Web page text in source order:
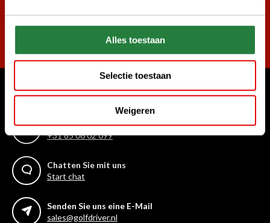
Alles toestaan
Selectie toestaan
Weigeren
Abonnieren
Rufen Sie uns an
+31 85 06 02 099
Chatten Sie mit uns
Start chat
Senden Sie uns eine E-Mail
sales@golfdriver.nl